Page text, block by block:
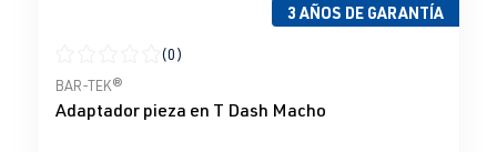
3 AÑOS DE GARANTÍA
Calificación promedio de 0 de 5 estrellas
(0)
BAR-TEK®
Adaptador pieza en T Dash Macho